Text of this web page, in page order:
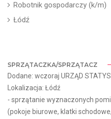
Robotnik gospodarczy (k/m)
Łódź
SPRZĄTACZKA/SPRZĄTACZ
Dodane: wczoraj URZĄD
Lokalizacja: Łódź
- sprzątanie wyznaczonych
(pokoje biurowe, klatki